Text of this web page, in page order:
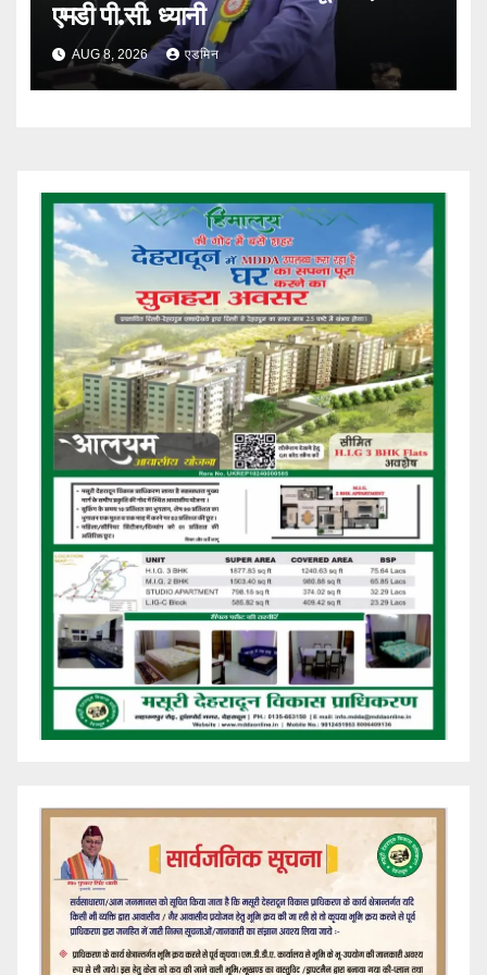
एमडी पी.सी. ध्यानी
AUG 8, 2026 एडमिन